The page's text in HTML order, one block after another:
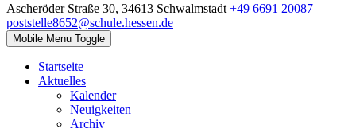
Ascheröder Straße 30, 34613 Schwalmstadt +49 6691 20087
poststelle8652@schule.hessen.de
Mobile Menu Toggle
Startseite
Aktuelles
Kalender
Neuigkeiten
Archiv